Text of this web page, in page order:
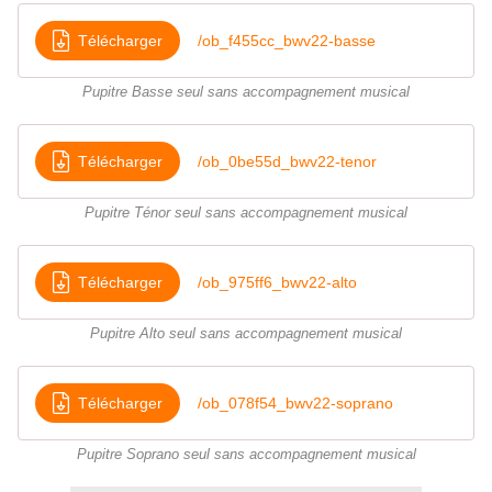
Télécharger /ob_f455cc_bwv22-basse
Pupitre Basse seul sans accompagnement musical
Télécharger /ob_0be55d_bwv22-tenor
Pupitre Ténor seul sans accompagnement musical
Télécharger /ob_975ff6_bwv22-alto
Pupitre Alto seul sans accompagnement musical
Télécharger /ob_078f54_bwv22-soprano
Pupitre Soprano seul sans accompagnement musical